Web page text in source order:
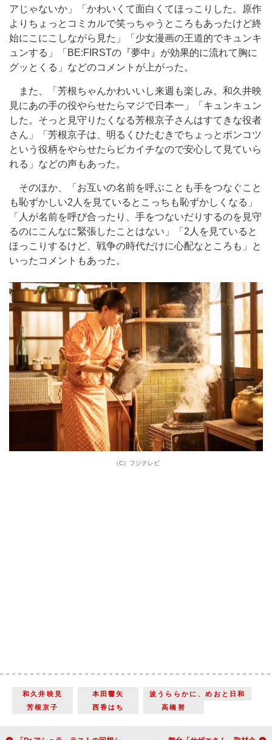
アじゃないか」「かわいくて面白くてほっこりした。原作
よりちょっとコミカルで笑っちゃうところもあったけど終
始にこにこしながら見た」「少女漫画の王道的でキュンキ
ュンする」「BE:FIRSTの『夢中』が効果的に流れて胸に
グッとくる」などのコメントが上がった。
また、「芳根ちゃんかわいいし来週も楽しみ。和久井映
見にあの手の役やらせたらマジで日本一」「キュンキュン
した。そっと見守りたくなる芳根京子さんはすてきな役者
さん」「芳根京子は、明るくひたむきでちょっとポンコツ
という役柄をやらせたらピカイチなので安心して見ていら
れる」などの声もあった。
そのほか、「お互いの名前を呼ぶことも手をつなぐこと
も恥ずかしい2人を見ているとこっちも恥ずかしくなる」
「人が名前を呼び合ったり、手をつないだりするのを見守
るのにこんなに緊張したことはない」「2人を見ていると
ほっこりするけど、戦争の時代だけに心配なところも」と
いったコメントもあった。
（C）フジテレビ
和久井映見 本田響矢
波うららかに、めおと日和
芳根京子
西香はち 高橋努